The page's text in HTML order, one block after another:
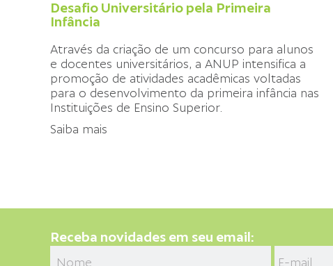
Desafio Universitário pela Primeira
Infância
Através da criação de um concurso para alunos
e docentes universitários, a ANUP intensifica a
promoção de atividades acadêmicas voltadas
para o desenvolvimento da primeira infância nas
Instituições de Ensino Superior.
Saiba mais
Receba novidades em seu email: